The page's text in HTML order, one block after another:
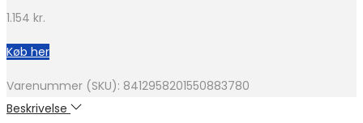
1.154 kr.
Køb her
Varenummer (SKU): 8412958201550883780
Beskrivelse